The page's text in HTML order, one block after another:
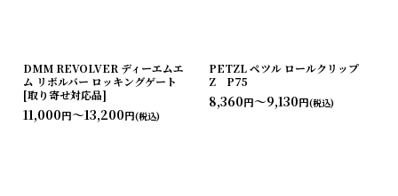
DMM REVOLVER ディーエムエ
ム リボルバー ロッキングゲート
[取り寄せ対応品]
11,000円～13,200円(税込)
PETZL ペツル ロールクリップ
Z P75
8,360円～9,130円(税込)